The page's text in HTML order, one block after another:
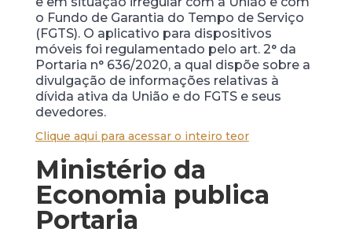
o Fundo de Garantia do Tempo de Serviço
(FGTS). O aplicativo para dispositivos
móveis foi regulamentado pelo art. 2° da
Portaria n° 636/2020, a qual dispõe sobre a
divulgação de informações relativas à
dívida ativa da União e do FGTS e seus
devedores.
Clique aqui para acessar o inteiro teor
Ministério da
Economia publica
Portaria